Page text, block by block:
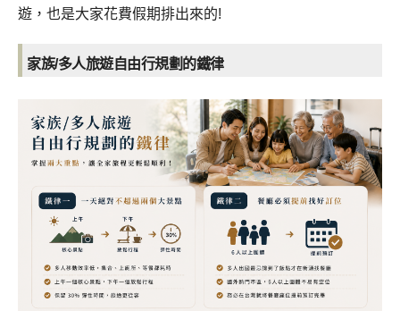
遊，也是大家花費假期排出來的!
家族/多人旅遊自由行規劃的鐵律